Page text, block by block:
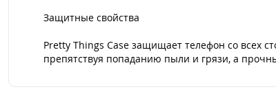
Защитные свойства
Pretty Things Case защищает телефон со всех
препятствуя попаданию пыли и грязи, а